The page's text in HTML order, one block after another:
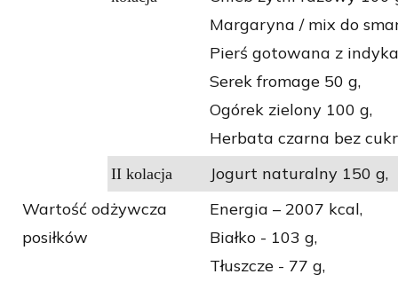
Margaryna / mix do
Pierś gotowana z
Serek fromage 50 g,
Ogórek zielony 100 g,
Herbata czarna bez
II kolacja
Jogurt naturalny 150 g,
Wartość odżywcza
posiłków
Energia – 2007 kcal,
Białko - 103 g,
Tłuszcze - 77 g,